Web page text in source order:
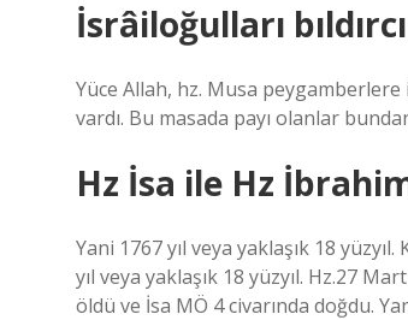
İsrâiloğulları
Yüce Allah, hz. Musa
vardı. Bu masada payı olanlar
Hz İsa ile Hz
Yani 1767 yıl veya yaklaşık 18
yıl veya yaklaşık 18 yüzyıl. Hz.27
öldü ve İsa MÖ 4 civarında doğdu.